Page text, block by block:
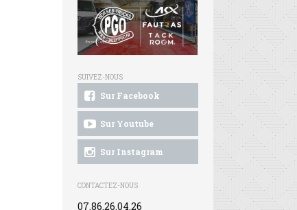
SUIVEZ-NOUS
Sur Facebook
Sur Youtube
Sur Instagram
CONTACTEZ-NOUS
07.86.26.04.26